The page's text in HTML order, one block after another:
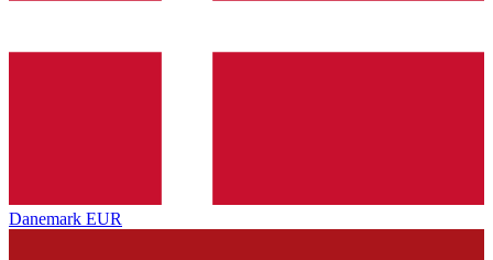
Danemark EUR